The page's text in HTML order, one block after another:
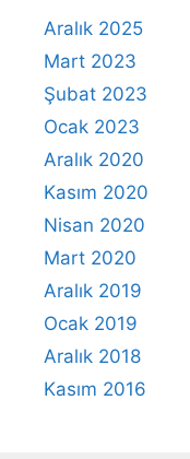
Aralık 2025
Mart 2023
Şubat 2023
Ocak 2023
Aralık 2020
Kasım 2020
Nisan 2020
Mart 2020
Aralık 2019
Ocak 2019
Aralık 2018
Kasım 2016